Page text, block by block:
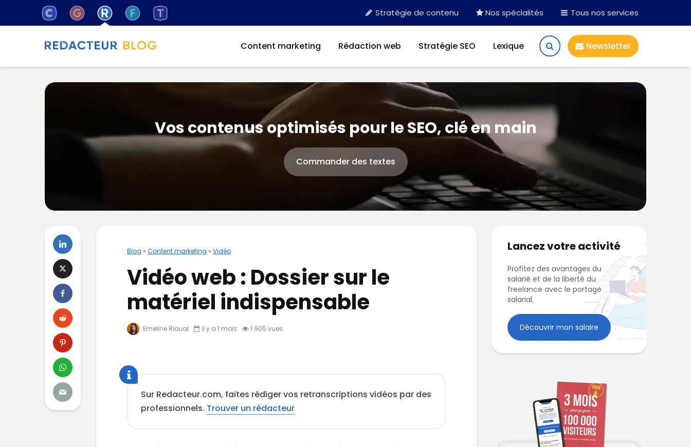
Stratégie de contenu Nos spécialités Tous nos services
Content marketing Rédaction web Stratégie SEO Lexique Newsletter
Vos contenus optimisés pour le SEO, clé en main
Commander des textes
Blog » Content marketing » Vidéo
Vidéo web : Dossier sur le
matériel indispensable
Emeline Rioual il y a 1 mois 1 905 vues
Sur Redacteur.com, faites rédiger vos retranscriptions vidéos par des
professionnels. Trouver un rédacteur
Lancez votre activité
Profitez des avantages du
salarié et de la liberté du
freelance avec le portage
salarial.
Découvrir mon salaire